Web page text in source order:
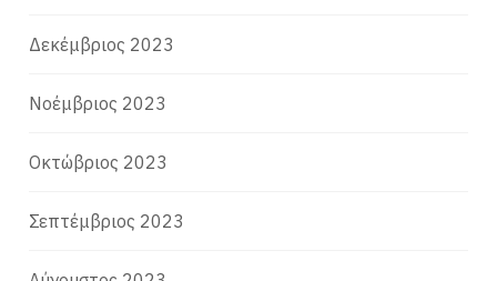
Δεκέμβριος 2023
Νοέμβριος 2023
Οκτώβριος 2023
Σεπτέμβριος 2023